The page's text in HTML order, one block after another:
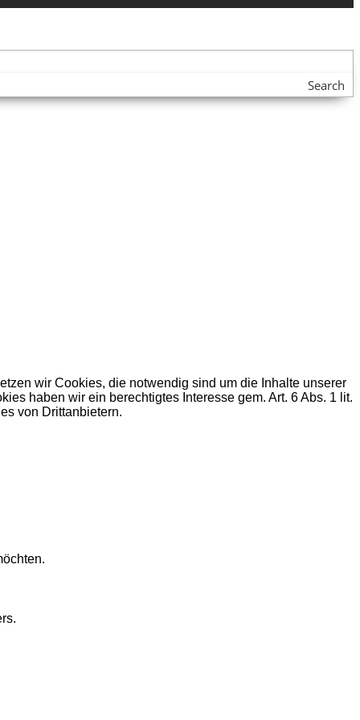
Search
wir Cookies, die notwendig sind um die Inhalte unserer
haben wir ein berechtigtes Interesse gem. Art. 6 Abs. 1 lit.
von Drittanbietern.